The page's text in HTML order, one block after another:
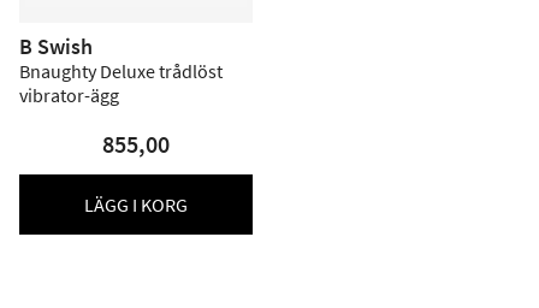
B Swish
Bnaughty Deluxe trådlöst
vibrator-ägg
855,00
LÄGG I KORG